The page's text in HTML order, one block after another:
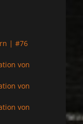
| #76
von
von
von